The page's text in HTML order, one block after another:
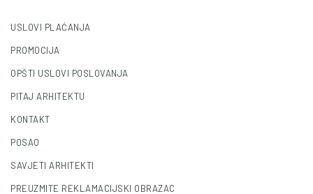
USLOVI PLAĆANJA
PROMOCIJA
OPŠTI USLOVI POSLOVANJA
PITAJ ARHITEKTU
KONTAKT
POSAO
SAVJETI ARHITEKTI
PREUZMITE REKLAMACIJSKI OBRAZAC